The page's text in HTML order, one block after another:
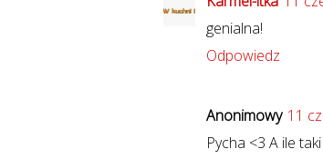
genialna!
Odpowiedz
Anonimowy 11
Pycha <3 A ile